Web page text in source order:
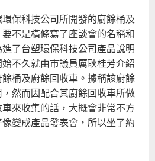
保科技公司所開發的廚餘桶及
不是橫條寫了座談會的名稱和
了台塑環保科技公司產品說明
不久就由市議員厲耿桂芳介紹
桶及廚餘回收車。據稱該廚餘
然而因配合其廚餘回收車所做
來收集的話，大概會非常不方
變成產品發表會，所以坐了約